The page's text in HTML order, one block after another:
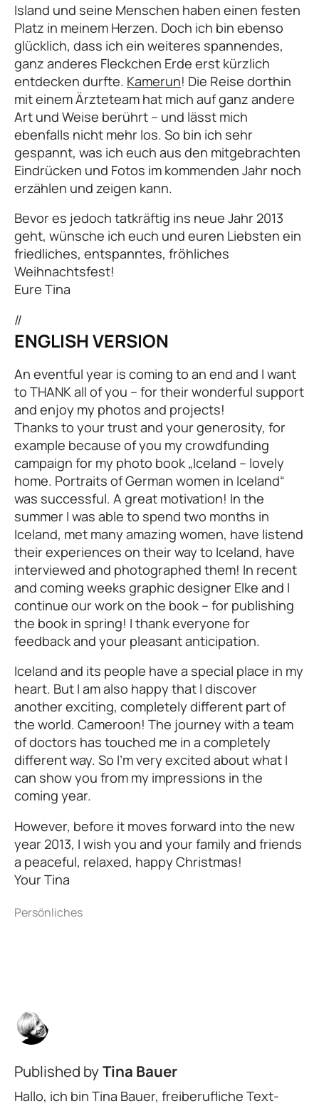
Island und seine Menschen haben einen festen
Platz in meinem Herzen. Doch ich bin ebenso
glücklich, dass ich ein weiteres spannendes,
ganz anderes Fleckchen Erde erst kürzlich
entdecken durfte. Kamerun! Die Reise dorthin
mit einem Ärzteteam hat mich auf ganz andere
Art und Weise berührt – und lässt mich
ebenfalls nicht mehr los. So bin ich sehr
gespannt, was ich euch aus den mitgebrachten
Eindrücken und Fotos im kommenden Jahr noch
erzählen und zeigen kann.
Bevor es jedoch tatkräftig ins neue Jahr 2013
geht, wünsche ich euch und euren Liebsten ein
friedliches, entspanntes, fröhliches
Weihnachtsfest!
Eure Tina
//
ENGLISH VERSION
An eventful year is coming to an end and I want
to THANK all of you – for their wonderful support
and enjoy my photos and projects!
Thanks to your trust and your generosity, for
example because of you my crowdfunding
campaign for my photo book „Iceland – lovely
home. Portraits of German women in Iceland“
was successful. A great motivation! In the
summer I was able to spend two months in
Iceland, met many amazing women, have listend
their experiences on their way to Iceland, have
interviewed and photographed them! In recent
and coming weeks graphic designer Elke and I
continue our work on the book – for publishing
the book in spring! I thank everyone for
feedback and your pleasant anticipation.
Iceland and its people have a special place in my
heart. But I am also happy that I discover
another exciting, completely different part of
the world. Cameroon! The journey with a team
of doctors has touched me in a completely
different way. So I’m very excited about what I
can show you from my impressions in the
coming year.
However, before it moves forward into the new
year 2013, I wish you and your family and friends
a peaceful, relaxed, happy Christmas!
Your Tina
Published byTina Bauer
Hallo, ich bin Tina Bauer, freiberufliche Text-